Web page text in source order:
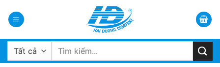
qua
dung
Tìm